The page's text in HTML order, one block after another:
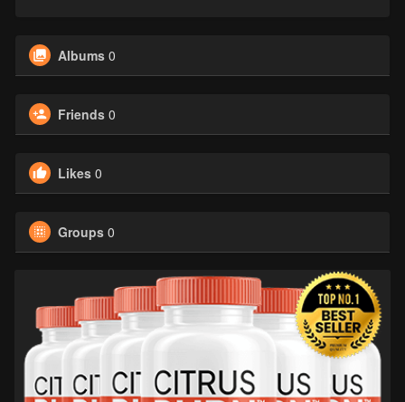
Albums 0
Friends 0
Likes 0
Groups 0